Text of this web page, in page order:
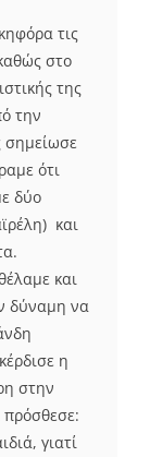
τις
στο
της
την
σημείωσε
ότι
δύο
και
και
δύναμη να
η
στην
πρόσθεσε:
γιατί